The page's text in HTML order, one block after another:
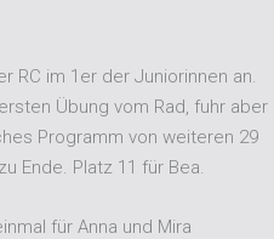
RC im 1er der Juniorinnen an.
Übung vom Rad, fuhr aber
Programm von weiteren 29
Ende. Platz 11 für Bea.
für Anna und Mira